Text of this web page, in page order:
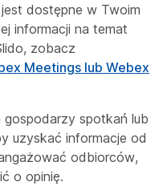
dostępne w Twoim
informacji na temat
zobacz
Meetings lub Webex
spotkań lub
uzyskać informacje od
odbiorców,
o opinię.